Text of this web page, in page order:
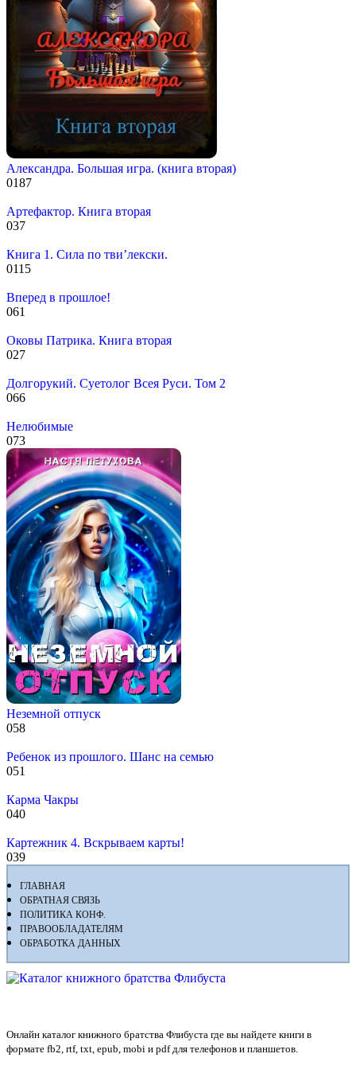
Александра. Большая игра. (книга вторая)
0187
Артефактор. Книга вторая
037
Книга 1. Сила по тви’лекски.
0115
Вперед в прошлое!
061
Оковы Патрика. Книга вторая
027
Долгорукий. Суетолог Всея Руси. Том 2
066
Нелюбимые
073
Неземной отпуск
058
Ребенок из прошлого. Шанс на семью
051
Карма Чакры
040
Картежник 4. Вскрываем карты!
039
ГЛАВНАЯ
ОБРАТНАЯ СВЯЗЬ
ПОЛИТИКА КОНФ.
ПРАВООБЛАДАТЕЛЯМ
ОБРАБОТКА ДАННЫХ
Онлайн каталог книжного братства Флибуста где вы найдете книги в
формате fb2, rtf, txt, epub, mobi и pdf для телефонов и планшетов.